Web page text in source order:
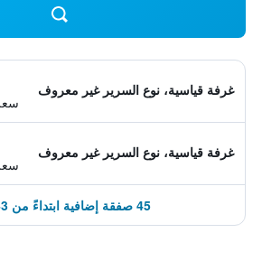
غرفة قياسية، نوع السرير غير معروف
غرفة قياسية، نوع السرير غير معروف
45 صفقة إضافية ابتداءً من 543 ﷼